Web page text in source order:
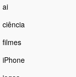
ai
ciência
filmes
iPhone